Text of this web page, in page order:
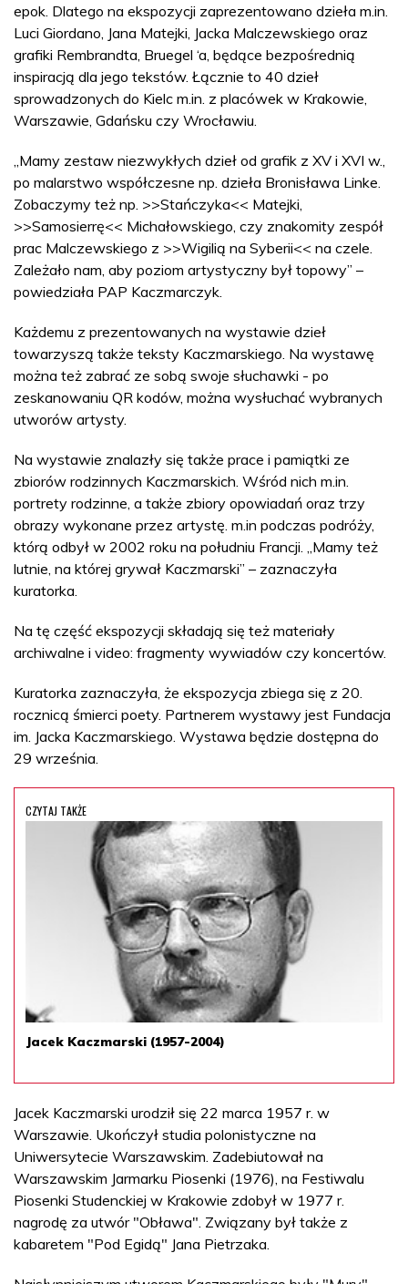
epok. Dlatego na ekspozycji zaprezentowano dzieła m.in.
Luci Giordano, Jana Matejki, Jacka Malczewskiego oraz
grafiki Rembrandta, Bruegel ‘a, będące bezpośrednią
inspiracją dla jego tekstów. Łącznie to 40 dzieł
sprowadzonych do Kielc m.in. z placówek w Krakowie,
Warszawie, Gdańsku czy Wrocławiu.
„Mamy zestaw niezwykłych dzieł od grafik z XV i XVI w.,
po malarstwo współczesne np. dzieła Bronisława Linke.
Zobaczymy też np. >>Stańczyka<< Matejki,
>>Samosierrę<< Michałowskiego, czy znakomity zespół
prac Malczewskiego z >>Wigilią na Syberii<< na czele.
Zależało nam, aby poziom artystyczny był topowy” –
powiedziała PAP Kaczmarczyk.
Każdemu z prezentowanych na wystawie dzieł
towarzyszą także teksty Kaczmarskiego. Na wystawę
można też zabrać ze sobą swoje słuchawki - po
zeskanowaniu QR kodów, można wysłuchać wybranych
utworów artysty.
Na wystawie znalazły się także prace i pamiątki ze
zbiorów rodzinnych Kaczmarskich. Wśród nich m.in.
portrety rodzinne, a także zbiory opowiadań oraz trzy
obrazy wykonane przez artystę. m.in podczas podróży,
którą odbył w 2002 roku na południu Francji. „Mamy też
lutnie, na której grywał Kaczmarski” – zaznaczyła
kuratorka.
Na tę część ekspozycji składają się też materiały
archiwalne i video: fragmenty wywiadów czy koncertów.
Kuratorka zaznaczyła, że ekspozycja zbiega się z 20.
rocznicą śmierci poety. Partnerem wystawy jest Fundacja
im. Jacka Kaczmarskiego. Wystawa będzie dostępna do
29 września.
CZYTAJ TAKŻE
Jacek Kaczmarski (1957-2004)
Jacek Kaczmarski urodził się 22 marca 1957 r. w
Warszawie. Ukończył studia polonistyczne na
Uniwersytecie Warszawskim. Zadebiutował na
Warszawskim Jarmarku Piosenki (1976), na Festiwalu
Piosenki Studenckiej w Krakowie zdobył w 1977 r.
nagrodę za utwór "Obława". Związany był także z
kabaretem "Pod Egidą" Jana Pietrzaka.